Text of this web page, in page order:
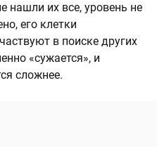
нашли их все, уровень не
его клетки
в поиске других
«сужается», и
сложнее.